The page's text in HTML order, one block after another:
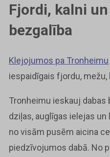
Fjordi, kalni
bezgalība
Klejojumos pa Tronheimu
iespaidīgais fjordu,
Tronheimu ieskauj dabas
dziļas, auglīgas ielejas
no visām pusēm aicina
piedzīvojumos dabā. No